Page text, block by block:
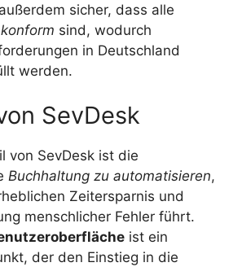
sicher, dass alle
sind, wodurch
in Deutschland
werden.
SevDesk
von SevDesk ist die
Buchhaltung zu automatisieren,
Zeitersparnis und
menschlicher Fehler führt.
ist ein
der den Einstieg in die